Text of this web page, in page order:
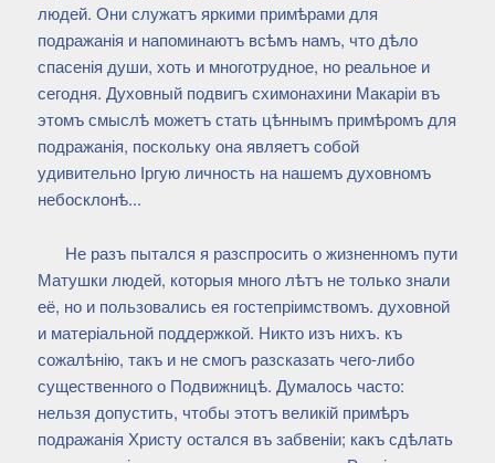
людей. Они служатъ яркими примѣрами для
подражанія и напоминаютъ всѣмъ намъ, что дѣло
спасенія души, хоть и многотрудное, но реальное и
сегодня. Духовный подвигъ схимонахини Макаріи въ
этомъ смыслѣ можетъ стать цѣннымъ примѣромъ для
подражанія, поскольку она являетъ собой
удивительно Іргую личность на нашемъ духовномъ
небосклонѣ...
Не разъ пытался я разспросить о жизненномъ пути
Матушки людей, которыя много лѣтъ не только знали
её, но и пользовались ея гостепріимствомъ. духовной
и матеріальной поддержкой. Никто изъ нихъ. къ
сожалѣнію, такъ и не смогъ разсказать чего-либо
существенного о Подвижницѣ. Думалось часто:
нельзя допустить, чтобы этотъ великій примѣръ
подражанія Христу остался въ забвеніи; какъ сдѣлать